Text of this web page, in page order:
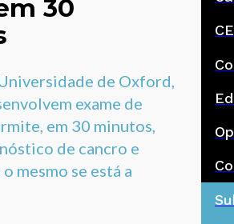
30
de Oxford,
exame de
em 30 minutos,
de cancro e
mesmo se está a